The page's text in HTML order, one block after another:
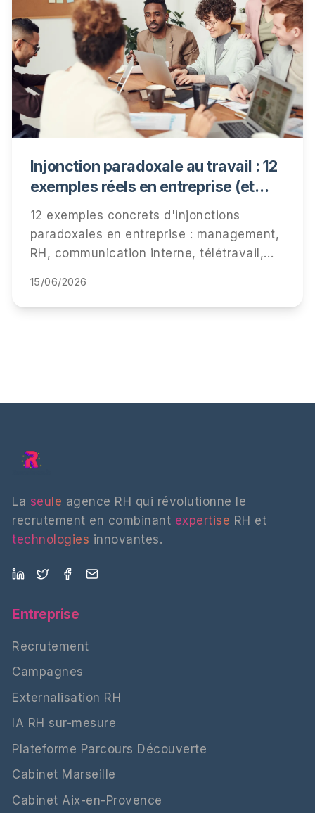
Injonction paradoxale au travail : 12
exemples réels en entreprise (et
comment les détecter)
12 exemples concrets d'injonctions
paradoxales en entreprise : management,
RH, communication interne, télétravail,
qu'elles coûtent à vos équipes, et
comment y répondre.
15/06/2026
La seule agence RH qui révolutionne le
recrutement en combinant expertise RH et
technologies innovantes.
Entreprise
Recrutement
Campagnes
Externalisation RH
IA RH sur-mesure
Plateforme Parcours Découverte
Cabinet Marseille
Cabinet Aix-en-Provence